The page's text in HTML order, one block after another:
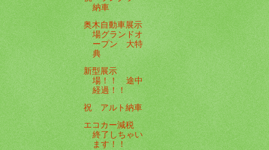
納車
奥木自動車展示
場グランドオ
ープン 大特
典
新型展示
場！！ 途中
経過！！
祝 アルト納車
エコカー減税
終了しちゃい
ます！！